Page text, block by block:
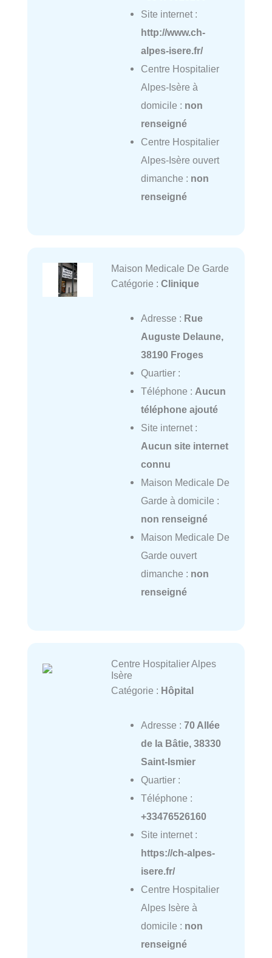
Site internet :
http://www.ch-
alpes-isere.fr/
Centre Hospitalier
Alpes-Isère à
domicile : non
renseigné
Centre Hospitalier
Alpes-Isère ouvert
dimanche : non
renseigné
Maison Medicale De Garde
Catégorie : Clinique
Adresse : Rue
Auguste Delaune,
38190 Froges
Quartier :
Téléphone : Aucun
téléphone ajouté
Site internet :
Aucun site internet
connu
Maison Medicale De
Garde à domicile :
non renseigné
Maison Medicale De
Garde ouvert
dimanche : non
renseigné
Centre Hospitalier Alpes
Isère
Catégorie : Hôpital
Adresse : 70 Allée
de la Bâtie, 38330
Saint-Ismier
Quartier :
Téléphone :
+33476526160
Site internet :
https://ch-alpes-
isere.fr/
Centre Hospitalier
Alpes Isère à
domicile : non
renseigné